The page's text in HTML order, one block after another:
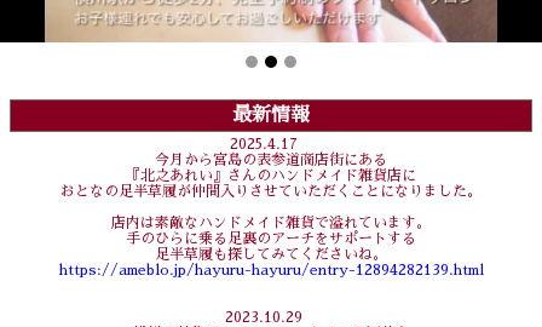
最新情報
2025.4.17
今月から宮島の表参道商店街にある
『北之あれい』さんのハンドメイド雑貨店に
おとなの足半草履が仲間入りさせていただくことになりました。
店内は素敵なハンドメイド雑貨で溢れています。
手のひらに乗る足裏のアーチをサポートする
足半草履も探してみてくださいね。
https://ameblo.jp/hayuru-hayuru/entry-12894282139.html
2023.10.29